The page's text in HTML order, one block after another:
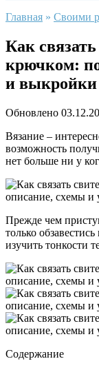
Главная » Своими
Как
крючком:
и
Обновлено
Вязание –
возможность
нет больше ни у
Прежде чем
только
изучить тонкости
Содержание